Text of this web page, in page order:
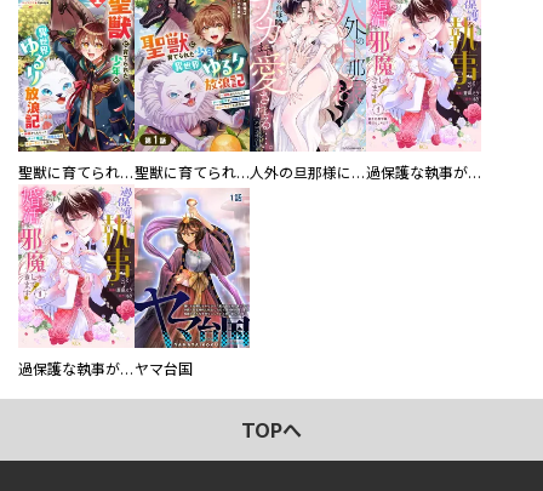
聖獣に育てられた少年の異世界ゆるり放浪記～神様からもらったチート魔法で、仲間たちとスローライフを満喫中～ 聖獣に育てられた少年の異世界ゆるり放浪記～神様からもらったチート魔法で、仲間たちとスローライフを満喫中～【分冊版】 人外の旦那様に娶られ毎晩ナカまで愛される…。アンソロジー 過保護な執事が私の婚活を邪魔してきます！ 分冊版
過保護な執事が私の婚活を邪魔してきます！ ヤマ台国
TOPへ